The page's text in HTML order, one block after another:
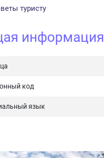
туристу
информация
код
язык